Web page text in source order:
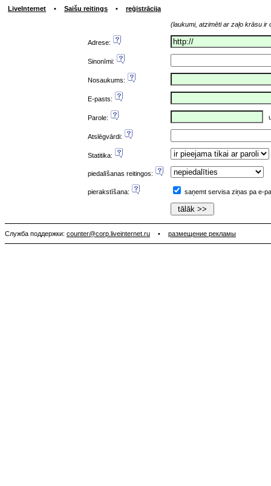
LiveInternet • Saišu reitings • reģistrācija
(laukumi, atzimēti ar zaļo krāsu ir
Adrese:
Sinonīmi:
Nosaukums:
E-pasts:
Parole:
Atslēgvārdi:
Statitika:
piedalīšanas reitingos:
pierakstīšana: saņemt servisa ziņas pa e-
Служба поддержки: counter@corp.liveinternet.ru • размещение рекламы